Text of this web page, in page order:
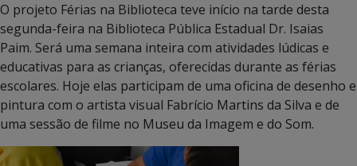
O projeto Férias na Biblioteca teve início na tarde desta
segunda-feira na Biblioteca Pública Estadual Dr. Isaias
Paim. Será uma semana inteira com atividades lúdicas e
educativas para as crianças, oferecidas durante as férias
escolares. Hoje elas participam de uma oficina de desenho e
pintura com o artista visual Fabrício Martins da Silva e de
uma sessão de filme no Museu da Imagem e do Som.